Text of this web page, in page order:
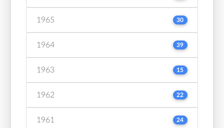
1965 30
1964 39
1963 15
1962 22
1961 24